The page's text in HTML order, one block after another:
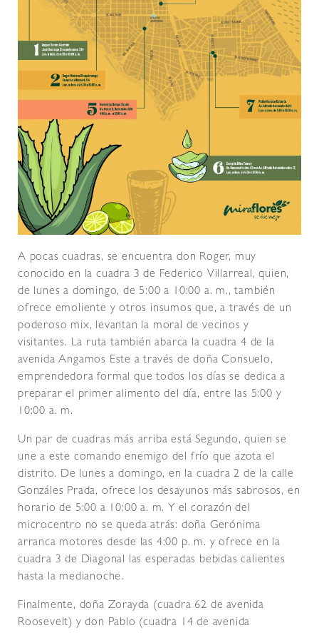
A pocas cuadras, se encuentra don Roger, muy
conocido en la cuadra 3 de Federico Villarreal, quien,
de lunes a domingo, de 5:00 a 10:00 a. m., también
ofrece emoliente y otros insumos que, a través de un
poderoso mix, levantan la moral de vecinos y
visitantes. La ruta también abarca la cuadra 4 de la
avenida Angamos Este a través de doña Consuelo,
emprendedora formal que todos los días se dedica a
preparar el primer alimento del día, entre las 5:00 y
10:00 a. m.
Un par de cuadras más arriba está Segundo, quien se
une a este comando enemigo del frío que azota el
distrito. De lunes a domingo, en la cuadra 2 de la calle
Gonzáles Prada, ofrece los desayunos más sabrosos, en
horario de 5:00 a 10:00 a. m. Y el corazón del
microcentro no se queda atrás: doña Gerónima
arranca motores desde las 4:00 p. m. y ofrece en la
cuadra 3 de Diagonal las esperadas bebidas calientes
hasta la medianoche.
Finalmente, doña Zorayda (cuadra 62 de avenida
Roosevelt) y don Pablo (cuadra 14 de avenida